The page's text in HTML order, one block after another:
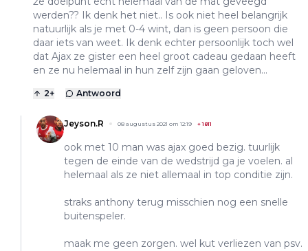
werden?? Ik denk het niet.. Is ook niet heel belangrijk
natuurlijk als je met 0-4 wint, dan is geen persoon die
daar iets van weet. Ik denk echter persoonlijk toch wel
dat Ajax ze gister een heel groot cadeau gedaan heeft
en ze nu helemaal in hun zelf zijn gaan geloven...
2+ Antwoord
Jeyson.R 08 augustus 2021 om 12:19 +1811
ook met 10 man was ajax goed bezig. tuurlijk
tegen de einde van de wedstrijd ga je voelen. al
helemaal als ze niet allemaal in top conditie zijn.
straks anthony terug misschien nog een snelle
buitenspeler.
maak me geen zorgen. wel kut verliezen van psv.